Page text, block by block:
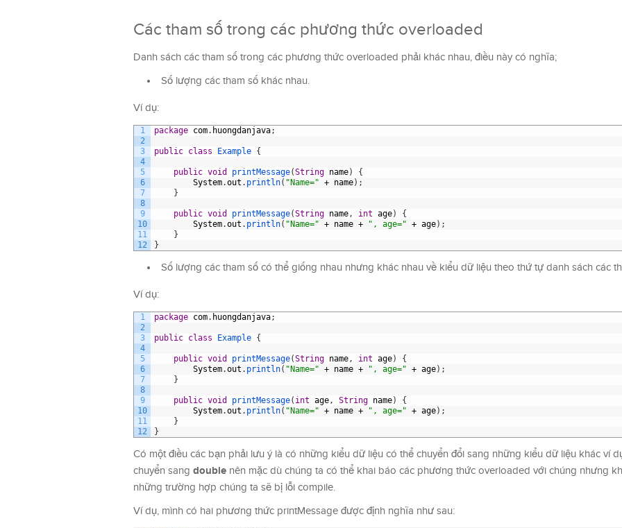
Các tham số trong các phương thức overloaded
Danh sách các tham số trong các phương thức overloaded phải khác nhau, điều này có nghĩa;
Số lượng các tham số khác nhau.
Ví dụ:
1
2
3
4
5
6
7
8
9
10
11
12
package com. huongdanjava;
public class Example {
public void printMessage(String name)
{
System.out . println( "Name=" + name) ;
}
public void printMessage(String name, int age)
{
System.out . println( "Name=" + name + ", age=" + age) ;
}
}
Số lượng các tham số có thể giống nhau nhưng khác nhau về kiểu dữ liệu theo thứ tự danh sách các
Ví dụ:
1
2
3
4
5
6
7
8
9
10
11
12
package com. huongdanjava;
public class Example {
public void printMessage(String name, int age)
{
System.out . println( "Name=" + name + ", age=" + age) ;
}
public void printMessage( int age, String name)
{
System.out . println( "Name=" + name + ", age=" + age) ;
}
}
Có một điều các bạn phải lưu ý là có những kiểu dữ liệu có thể chuyển đổi sang những kiểu dữ liệu khác ví
chuyển sang double nên mặc dù chúng ta có thể khai báo các phương thức overloaded với chúng nhưng
những trường hợp chúng ta sẽ bị lỗi compile.
Ví dụ, mình có hai phương thức printMessage được định nghĩa như sau: